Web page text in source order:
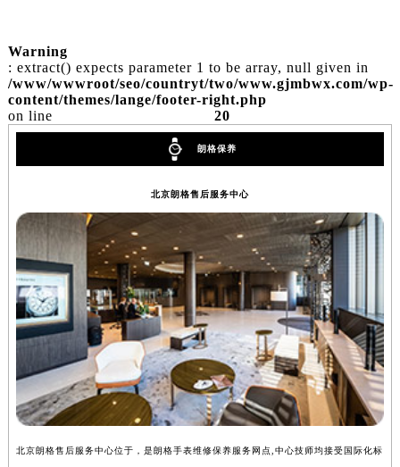
Warning
: extract() expects parameter 1 to be array, null given in
/www/wwwroot/seo/countryt/two/www.gjmbwx.com/wp-
content/themes/lange/footer-right.php
on line
20
朗格保养
北京朗格售后服务中心
北京朗格售后服务中心位于，是朗格手表维修保养服务网点,中心技师均接受国际化标